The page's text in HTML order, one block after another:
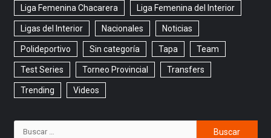
Liga Femenina Chacarera Liga Femenina del Interior
Ligas del Interior Nacionales Noticias
Polideportivo Sin categoría Tapa Team
Test Series Torneo Provincial Transfers
Trending Videos